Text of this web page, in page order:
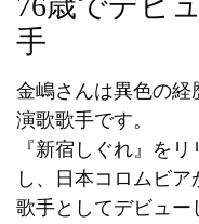
手
金嶋さんは異色の経
演歌歌手です。
『新宿しぐれ』をリ
し、日本コロムビア
歌手としてデビュー